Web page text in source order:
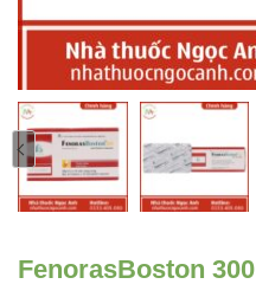
FenorasBoston 300